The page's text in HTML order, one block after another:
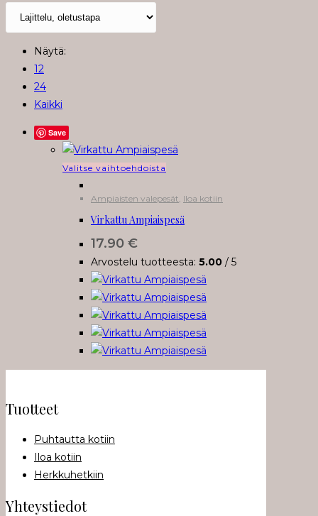
Näytä:
12
24
Kaikki
Save
Valitse vaihtoehdoistaTällä
on
useampi
tehdä
valinnat
tuotteen
sivulla.
Ampiaisten valepesät Iloa kotiin
Virkattu Ampiaispesä
17.90 €
Arvostelu tuotteesta: 5.00 / 5
Tuotteet
Puhtautta kotiin
Iloa kotiin
Herkkuhetkiin
Yhteystiedot